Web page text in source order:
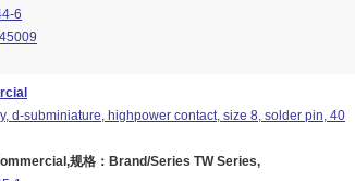
6
d-subminiature, highpower contact, size 8, solder pin, 40
规格：Brand/Series TW Series,